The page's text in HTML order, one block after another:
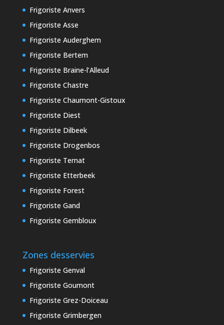
Frigoriste Anvers
Frigoriste Asse
Frigoriste Auderghem
Frigoriste Bertem
Frigoriste Braine-l’Alleud
Frigoriste Chastre
Frigoriste Chaumont-Gistoux
Frigoriste Diest
Frigoriste Dilbeek
Frigoriste Drogenbos
Frigoriste Ternat
Frigoriste Etterbeek
Frigoriste Forest
Frigoriste Gand
Frigoriste Gembloux
Zones desservies
Frigoriste Genval
Frigoriste Goumont
Frigoriste Grez-Doiceau
Frigoriste Grimbergen